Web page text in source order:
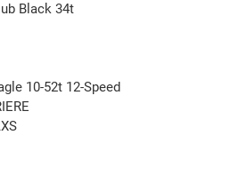
Black 34t
10-52t 12-Speed